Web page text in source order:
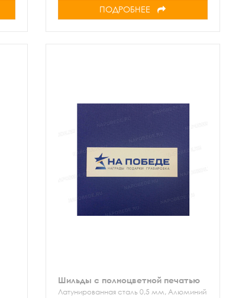
ПОДРОБНЕЕ
Шильды с полноцветной печатью
Латунированная сталь 0,5 мм, Алюминий